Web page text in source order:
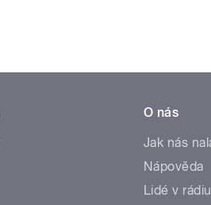
O nás
Jak nás
Nápověda
Lidé v rádiu